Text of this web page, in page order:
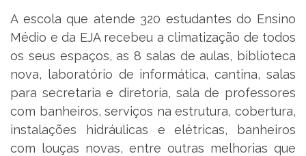
A escola que atende 320 estudantes do Ensino
Médio e da EJA recebeu a climatização de todos
os seus espaços, as 8 salas de aulas, biblioteca
nova, laboratório de informática, cantina, salas
para secretaria e diretoria, sala de professores
com banheiros, serviços na estrutura, cobertura,
instalações hidráulicas e elétricas, banheiros
com louças novas, entre outras melhorias que